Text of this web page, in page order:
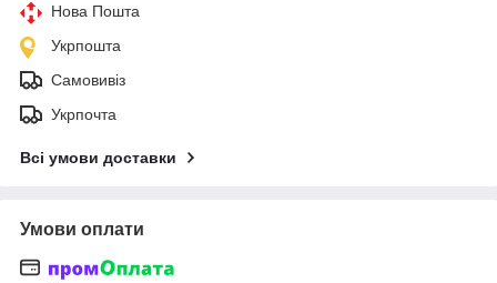
Нова Пошта
Укрпошта
Самовивіз
Укрпочта
Всі умови доставки
Умови оплати